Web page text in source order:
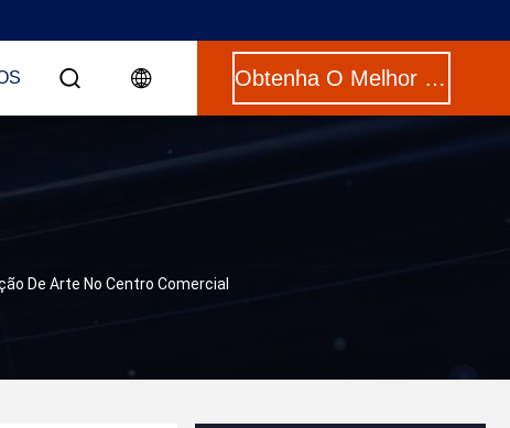
Obtenha O Melhor Preço
De Arte No Centro Comercial